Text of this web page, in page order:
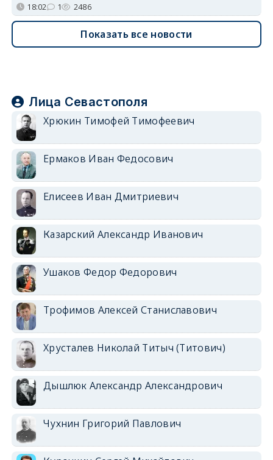
18:02 1 2486
Показать все новости
Лица Севастополя
Хрюкин Тимофей Тимофеевич
Ермаков Иван Федосович
Елисеев Иван Дмитриевич
Казарский Александр Иванович
Ушаков Федор Федорович
Трофимов Алексей Станиславович
Хрусталев Николай Титыч (Титович)
Дышлюк Александр Александрович
Чухнин Григорий Павлович